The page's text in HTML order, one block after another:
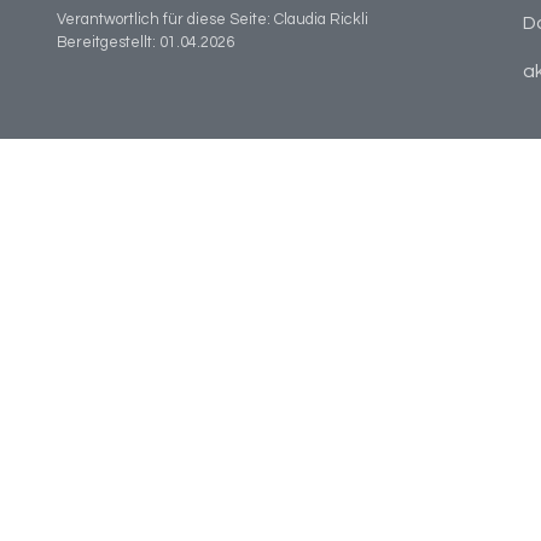
Verantwortlich für diese Seite: Claudia Rickli
Bereitgestellt: 01.04.2026